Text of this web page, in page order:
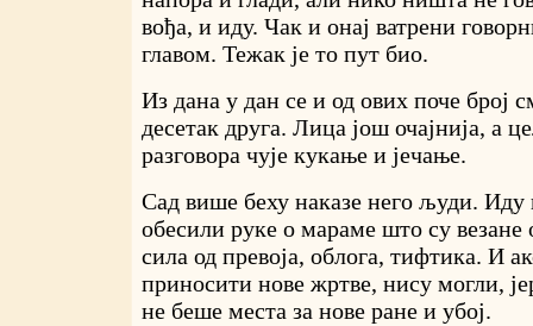
вођа, и иду. Чак и онај ватрени
главом. Тежак је то пут био.
Из дана у дан се и од ових поче број
десетак друга. Лица још очајнија, а
разговора чује кукање и јечање.
Сад више беху наказе него људи.
обесили руке о мараме што су везане
сила од превоја, облога, тифтика. И
приносити нове жртве, нису могли,
не беше места за нове ране и убој.